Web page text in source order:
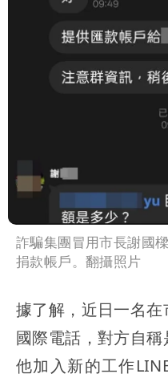
詐騙集團冒用市長謝國
捐款帳戶。翻攝照片
據了解，近日一名
國際電話，對方自
他加入新的工作